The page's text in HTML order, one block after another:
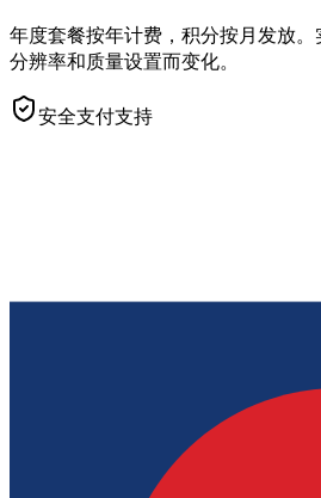
年度套餐按年计费，积分按月发放。
分辨率和质量设置而变化。
安全支付支持